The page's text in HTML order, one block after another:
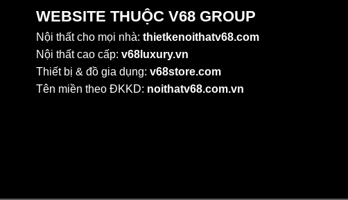
WEBSITE THUỘC V68 GROUP
Nội thất cho mọi nhà: thietkenoithatv68.com
Nội thất cao cấp: v68luxury.vn
Thiết bị & đồ gia dụng: v68store.com
Tên miền theo ĐKKD: noithatv68.com.vn